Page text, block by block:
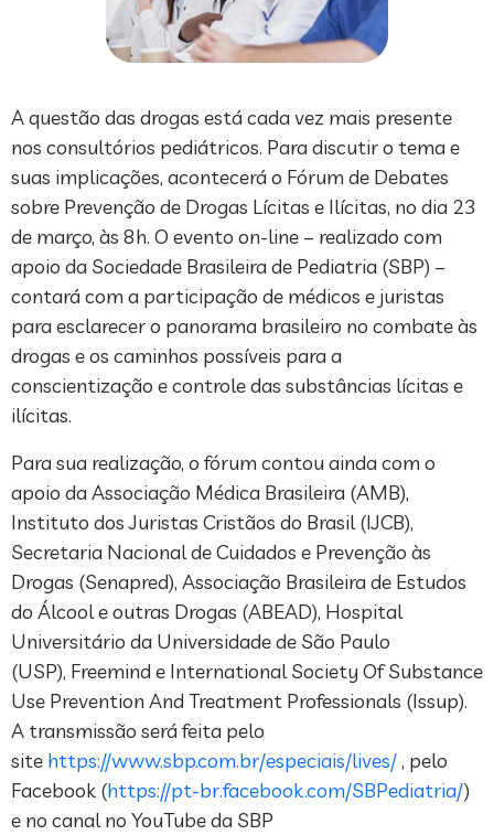
A questão das drogas está cada vez mais presente
nos consultórios pediátricos. Para discutir o tema e
suas implicações, acontecerá o Fórum de Debates
sobre Prevenção de Drogas Lícitas e Ilícitas, no dia 23
de março, às 8h. O evento on-line – realizado com
apoio da Sociedade Brasileira de Pediatria (SBP) –
contará com a participação de médicos e juristas
para esclarecer o panorama brasileiro no combate às
drogas e os caminhos possíveis para a
conscientização e controle das substâncias lícitas e
ilícitas.
Para sua realização, o fórum contou ainda com o
apoio da Associação Médica Brasileira (AMB),
Instituto dos Juristas Cristãos do Brasil (IJCB),
Secretaria Nacional de Cuidados e Prevenção às
Drogas (Senapred), Associação Brasileira de Estudos
do Álcool e outras Drogas (ABEAD), Hospital
Universitário da Universidade de São Paulo
(USP), Freemind e International Society Of Substance
Use Prevention And Treatment Professionals (Issup).
A transmissão será feita pelo
site https://www.sbp.com.br/especiais/lives/, pelo
Facebook (https://pt-br.facebook.com/SBPediatria/)
e no canal no YouTube da SBP